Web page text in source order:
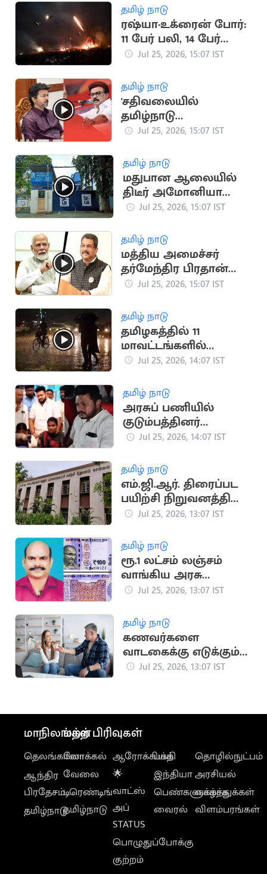
தமிழ் நாடு
ரஷ்யா-உக்ரைன் போர்:
11 பேர் பலி, 14 பேர்
காயம்
Jul 25, 2026, 15:07 IST
தமிழ் நாடு
'சதிவலையில்
தமிழ்நாடு
முதலமைச்சர் சிக்கக்
மு.க.ஸ்டாலின்
எச்சரிக்கை
Jul 25, 2026, 15:07 IST
தமிழ் நாடு
மதுபான ஆலையில்
திடீர் அமோனியா
வாயு கசிவு
Jul 25, 2026, 15:07 IST
தமிழ் நாடு
மத்திய அமைச்சர்
தர்மேந்திர பிரதான்
ராஜினாமா
Jul 25, 2026, 15:07 IST
தமிழ் நாடு
தமிழகத்தில் 11
மாவட்டங்களில்
கனமழை எச்சரிக்கை
Jul 25, 2026, 14:07 IST
தமிழ் நாடு
அரசுப் பணியில்
குடும்பத்தினர்
தலையீடு.. தவெக
Jul 25, 2026, 14:07 IST
தமிழ் நாடு
எம்.ஜி.ஆர். திரைப்பட
பயிற்சி நிறுவனத்தில்
மாணவர் சேர்க்கை
Jul 25, 2026, 13:07 IST
தமிழ் நாடு
ரூ.1 லட்சம் லஞ்சம்
வாங்கிய அரசு
அலுவலர் சிறையில்
Jul 25, 2026, 13:07 IST
தமிழ் நாடு
கணவர்களை
வாடகைக்கு எடுக்கும்
பெண்கள்: விசித்திரம்
Jul 25, 2026, 13:07 IST
மாநிலங்கள்
தெலங்கானா
ஆந்திர
பிரதேசம்
தமிழ்நாடு
மற்ற பிரிவுகள்
லோக்கல்
வேலை
டிரெண்டிங்
தமிழ்நாடு
ஆரோக்கியம்
🌟
வாட்ஸ்
அப்
STATUS
பொழுதுப்போக்கு
குற்றம்
பக்தி
இந்தியா
பெண்களுக்காக
வைரல்
தொழில்நுட்பம்
அரசியல்
வாழ்த்துக்கள்
விளம்பரங்கள்